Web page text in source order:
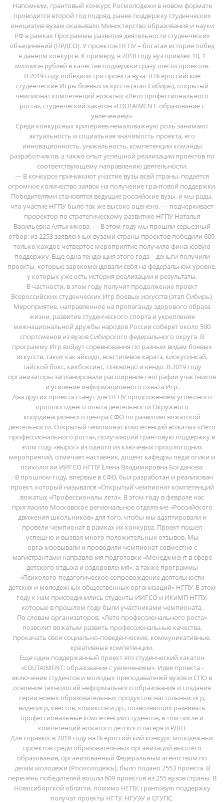
Напомним, грантовый конкурс Росмолодежи в новом формате
проводится второй год подряд, ранее поддержку студенческих
инициатив вузам оказывало Министерство образования и науки
РФ в рамках Программы развития деятельности студенческих
объединений (ПРДСО). У проектов НГПУ – богатая история побед
в данном конкурсе. К примеру, в 2018 году вуз привлек 10, 1
миллион рублей в качестве поддержки сразу шести проектов.
В 2019 году победили три проекта вуза: II Всероссийские
студенческие Игры боевых искусств (этап Сибирь), открытый
чемпионат компетенций вожатых «Лето профессионального
роста», студенческий хакатон «EDUTAIMENT: образование с
увлечением».
Среди конкурсных критериев немаловажную роль занимают
актуальность и социальная значимость проекта, его
инновационность, уникальность, компетенции команды
разработчиков, а также опыт успешной реализации проектов по
соответствующему направлению деятельности.
— В конкурсе принимают участие вузы всей страны, подается
огромное количество заявок на получение грантовой поддержки.
Победителями становятся ведущие российские вузы, и мы рады,
что участие НГПУ было так же высоко оценено, — подчеркивает
проректор по стратегическому развитию НГПУ Наталья
Васильевна Алтыникова. — В этом году мы прошли серьезный
отбор: из 2253 заявленных вузами страны проектов победили 609,
только каждое четвертое мероприятие получило финансовую
поддержку. Еще одна тенденция этого года – деньги получили
проекты, которые зарекомендовали себя на федеральном уровне,
у которых уже есть история реализации и результаты.
В частности, в этом году получит продолжение проект
Всероссийских студенческих Игр боевых искусств (этап Сибирь).
Мероприятие, направленное на пропаганду здорового образа
жизни, развитие студенческого спорта и укрепление
межнациональной дружбы народов России соберет около 500
спортсменов из вузов Сибирского федерального округа. В
программу Игр войдут соревнования по разным видам боевых
искусств, таких как айкидо, всестилевое каратэ, киокусинкай,
тайской бокс, кикбоксинг, тхэквондо и кендо. В 2019 году
организаторы запланировали расширение географии участников
и усиление информационного охвата Игр.
Два других проекта станут для НГПУ продолжением успешного
прошлогоднего опыта деятельности Окружного
координационного центра СФО по развитию вожатской
деятельности. Открытый чемпионат компетенций вожатых «Лето
профессионального роста», получивший грантовую поддержку в
этом году «вырос» из одного из ключевых прошлогодних
мероприятий, отмечает наставник, доцент кафедры педагогики и
психологии ИИГСО НГПУ Елена Владимировна Богданова:
- В прошлом году, впервые в СФО, был разработан и реализован
проект, который назывался «Открытый чемпионат компетенций
вожатых «Профессионалы лета». В этом году в феврале нас
пригласило Московское региональное отделение «Российского
движения школьников» для того, чтобы мы адаптировали и
провели чемпионат в рамках их конкурса. Проект пошел
успешно и вызвал много положительных отзывов. Мы
организовывали и проводили чемпионат совместно с
магистрантами направления подготовки «Менеджмент в сфере
детского отдыха и оздоровления», а также программы
«Психолого-педагогическое сопровождение деятельности
детских и молодежных общественных организаций» НГПУ. В этом
году к нам присоединились студенты ИИГСО и ИКиМП НГПУ,
которые в прошлом году были участниками чемпионата.
По словам организаторов, «Лето профессионального роста»
позволит вожатым развить профессиональные качества,
прокачать свои социально-поведенческие, коммуникативные,
креативные компетенции.
Еще один поддержанный проект это студенческий хакатон
«EDUTAIMENT: образование с увлечением». Идея проекта -
включение студентов и молодых преподавателей вузов и СПО в
освоение технологий неформального образования и создания
серии новых образовательных продуктов: настольных игр,
видеоигр, квестов, комиксов и др., позволяющих развивать
профессиональные компетенции студентов, в том числе и
компетенций вожатого детского лагеря и РДШ.
Для справки: в 2019 году на Всероссийский конкурс молодежных
проектов среди образовательных организаций высшего
образования, организованный Федеральным агентством по
делам молодежи (Росмолодежь), было подано 2553 проекта. В
перечень победителей вошли 609 проектов из 255 вузов страны. В
Новосибирской области, помимо НГПУ, грантовую поддержку
получат проекты НГТУ, НГУЭУ и СГУПС.